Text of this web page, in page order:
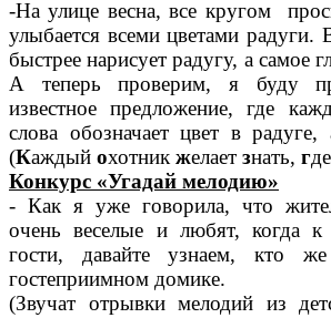
-На улице весна, все кругом
улыбается всеми цветами радуги.
быстрее нарисует радугу, а самое
А теперь проверим, я буду
известное предложение, где
слова обозначает цвет в
(Каждый охотникжелает знать, где
Конкурс «Угадай мелодию»
- Как я уже говорила, что
очень веселые и любят, когда
гости, давайте узнаем, кто
гостеприимном домике.
(Звучат отрывки мелодий из